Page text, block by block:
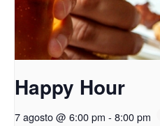
Happy Hour
7 agosto @ 6:00 pm - 8:00 pm